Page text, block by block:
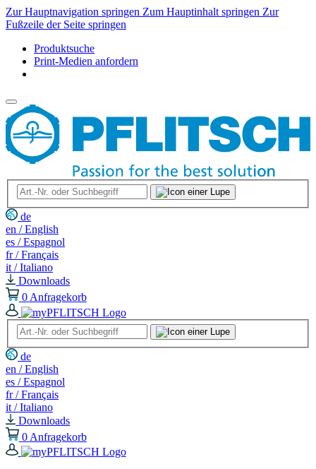
Zur Hauptnavigation springen Zum Hauptinhalt springen Zur
Fußzeile der Seite springen
Produktsuche
Print-Medien anfordern
de
en / English
es / Espagnol
fr / Français
it / Italiano
Downloads
0 Anfragekorb
de
en / English
es / Espagnol
fr / Français
it / Italiano
Downloads
0 Anfragekorb